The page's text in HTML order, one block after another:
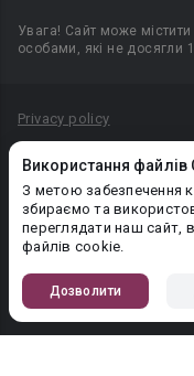
Використання файлів
З метою забезпечення
збираємо та
переглядати наш сайт,
файлів cookie.
Дозволити
Увага! Сайт може
особами, які не досягли
Privacy policy
Політика
Правила публікації
PR-вiддiл:
© 2026 Booknet. Всі